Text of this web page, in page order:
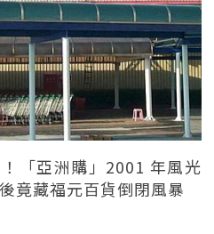
「亞洲購」2001 年風光
竟藏福元百貨倒閉風暴